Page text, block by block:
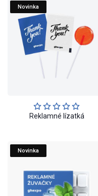
Novinka
Reklamné lízatká
Novinka